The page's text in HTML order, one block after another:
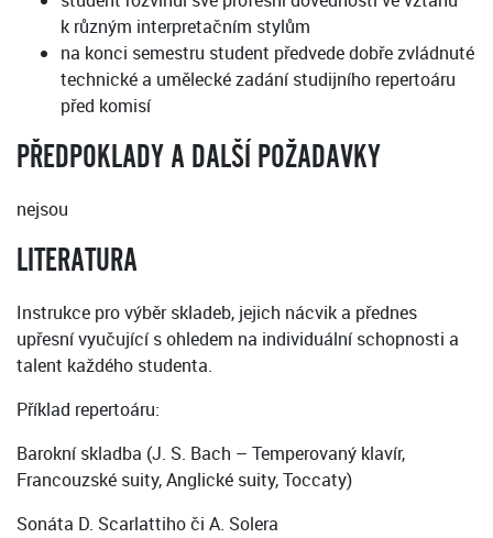
k různým interpretačním stylům
na konci semestru student předvede dobře zvládnuté
technické a umělecké zadání studijního repertoáru
před komisí
PŘEDPOKLADY A DALŠÍ POŽADAVKY
nejsou
LITERATURA
Instrukce pro výběr skladeb, jejich nácvik a přednes
upřesní vyučující s ohledem na individuální schopnosti a
talent každého studenta.
Příklad repertoáru:
Barokní skladba (J. S. Bach – Temperovaný klavír,
Francouzské suity, Anglické suity, Toccaty)
Sonáta D. Scarlattiho či A. Solera